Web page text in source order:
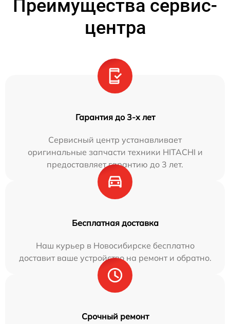
Преимущества сервис-
центра
Гарантия до 3-х лет
Сервисный центр устанавливает
оригинальные запчасти техники HITACHI и
предоставляет гарантию до 3 лет.
Бесплатная доставка
Наш курьер в Новосибирске бесплатно
доставит ваше устройство на ремонт и обратно.
Срочный ремонт